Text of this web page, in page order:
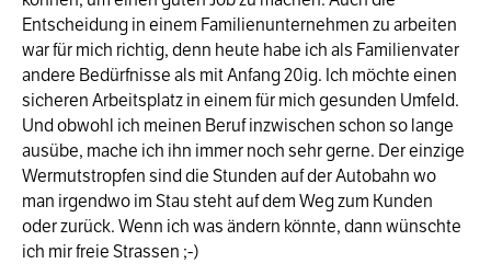
Entscheidung in einem Familienunternehmen zu arbeiten
war für mich richtig, denn heute habe ich als Familienvater
andere Bedürfnisse als mit Anfang 20ig. Ich möchte einen
sicheren Arbeitsplatz in einem für mich gesunden Umfeld.
Und obwohl ich meinen Beruf inzwischen schon so lange
ausübe, mache ich ihn immer noch sehr gerne. Der einzige
Wermutstropfen sind die Stunden auf der Autobahn wo
man irgendwo im Stau steht auf dem Weg zum Kunden
oder zurück. Wenn ich was ändern könnte, dann wünschte
ich mir freie Strassen ;-)